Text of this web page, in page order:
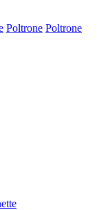
Poltrone Poltrone